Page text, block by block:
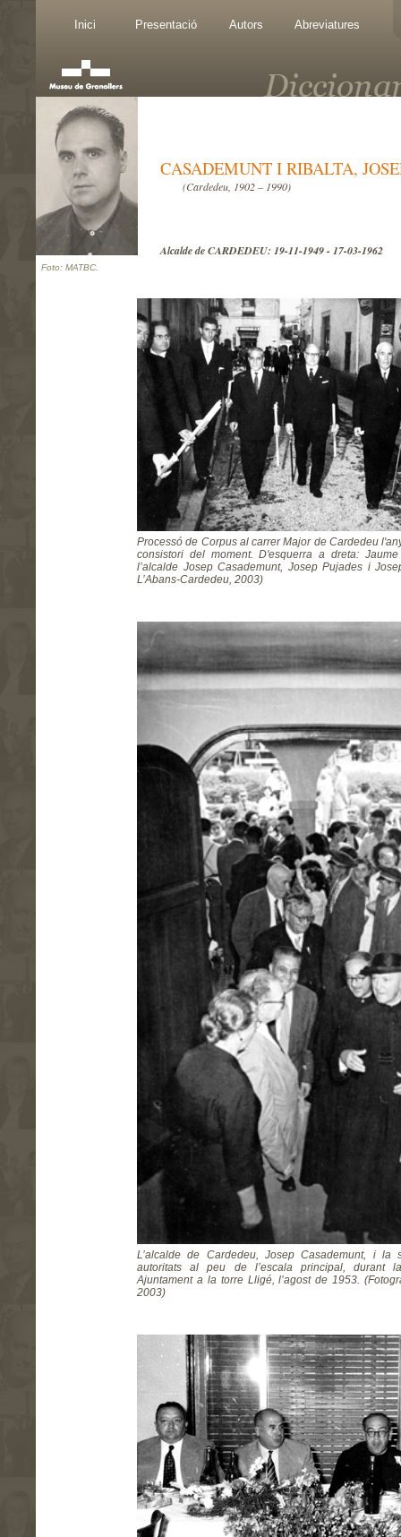
Inici Presentació Autors Abreviatures
CASADEMUNT I RIBALTA,
(Cardedeu, 1902 – 1990)
Alcalde de CARDEDEU: 19-11-1949 - 17-03-1962
Foto: MATBC.
Processó de Corpus al carrer Major de Cardedeu
consistori del moment. D'esquerra a dreta:
l’alcalde Josep Casademunt, Josep Pujades i
L’Abans-Cardedeu, 2003)
L’alcalde de Cardedeu, Josep Casademunt, i la
autoritats al peu de l’escala principal, durant
Ajuntament a la torre Lligé, l’agost de 1953.
2003)